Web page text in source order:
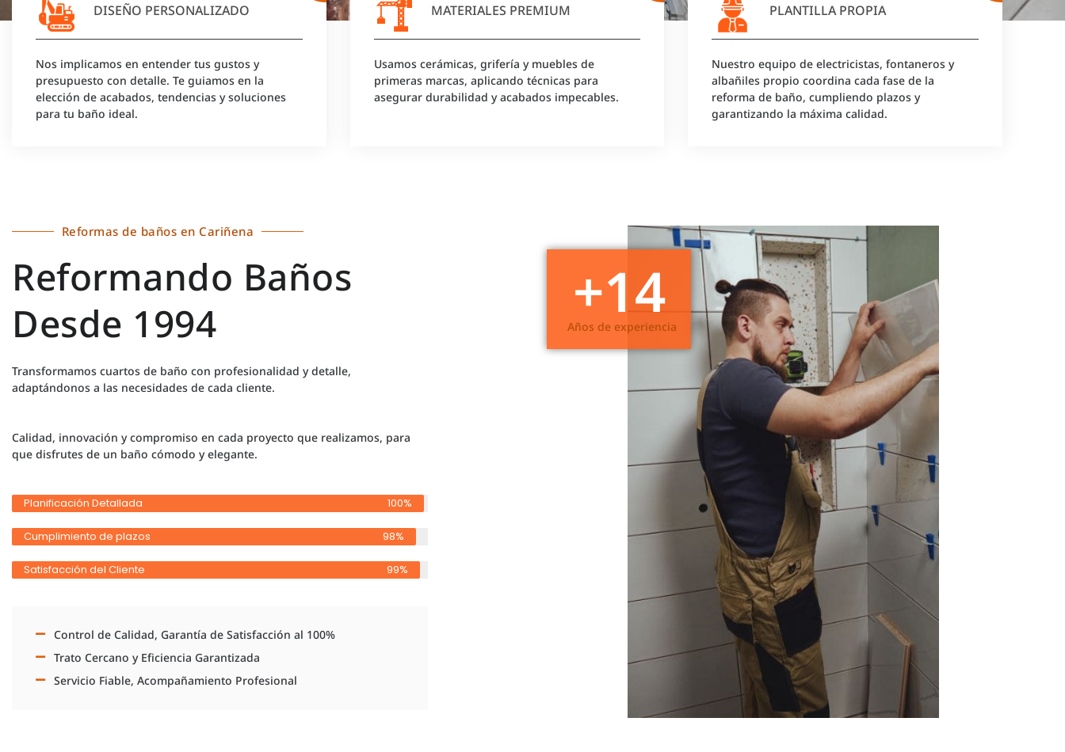
DISEÑO PERSONALIZADO
Nos implicamos en entender tus gustos y
presupuesto con detalle. Te guiamos en la
elección de acabados, tendencias y soluciones
para tu baño ideal.
MATERIALES PREMIUM
Usamos cerámicas, grifería y muebles de
primeras marcas, aplicando técnicas para
asegurar durabilidad y acabados impecables.
PLANTILLA PROPIA
Nuestro equipo de electricistas, fontaneros y
albañiles propio coordina cada fase de la
reforma de baño, cumpliendo plazos y
garantizando la máxima calidad.
Reformas de baños en Cariñena
Reformando Baños
Desde 1994
Transformamos cuartos de baño con profesionalidad y detalle,
adaptándonos a las necesidades de cada cliente.
Calidad, innovación y compromiso en cada proyecto que realizamos, para
que disfrutes de un baño cómodo y elegante.
Planificación Detallada 100%
Cumplimiento de plazos 98%
Satisfacción del Cliente 99%
Control de Calidad, Garantía de Satisfacción al 100%
Trato Cercano y Eficiencia Garantizada
Servicio Fiable, Acompañamiento Profesional
+30
Años de experiencia